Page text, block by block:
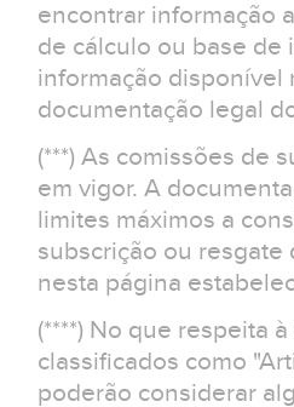
encontrar informação
de cálculo ou base de
informação disponível
documentação legal
(***) As comissões de
em vigor. A
limites máximos a
subscrição ou
nesta página
(****) No que respeita
classificados como
poderão considerar